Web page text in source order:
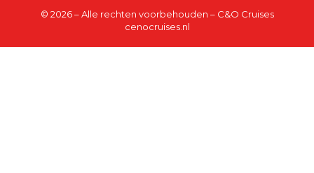
© 2026 – Alle rechten voorbehouden – C&O Cruises
cenocruises.nl